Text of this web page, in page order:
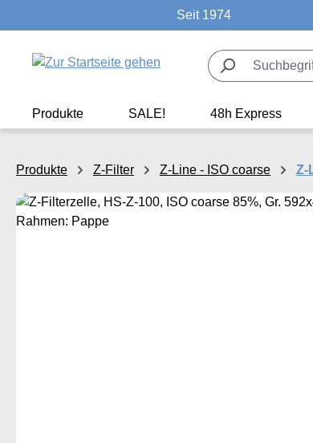
Zur Hauptnavigation springenSeit 1974
Produkte SALE! 48h Express
Produkte Z-Filter Z-Line - ISO coarse Z-
Bildergalerie überspringen